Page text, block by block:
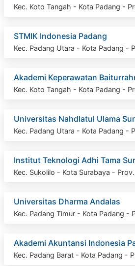
Kec. Koto Tangah - Kota Padang -
STMIK Indonesia Padang
Kec. Padang Utara - Kota Padang -
Akademi Keperawatan
Kec. Koto Tangah - Kota Padang -
Universitas Nahdlatul Ulama
Kec. Padang Utara - Kota Padang -
Institut Teknologi Adhi Tama
Kec. Sukolilo - Kota Surabaya -
Universitas Dharma Andalas
Kec. Padang Timur - Kota Padang -
Akademi Akuntansi Indonesia
Kec. Padang Barat - Kota Padang -